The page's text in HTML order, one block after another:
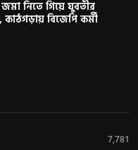
নিতে গিয়ে যুবতীর
বিজেপি কর্মী
7,781